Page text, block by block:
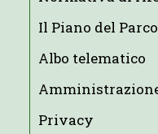
Il Piano del
Albo telematico
Privacy